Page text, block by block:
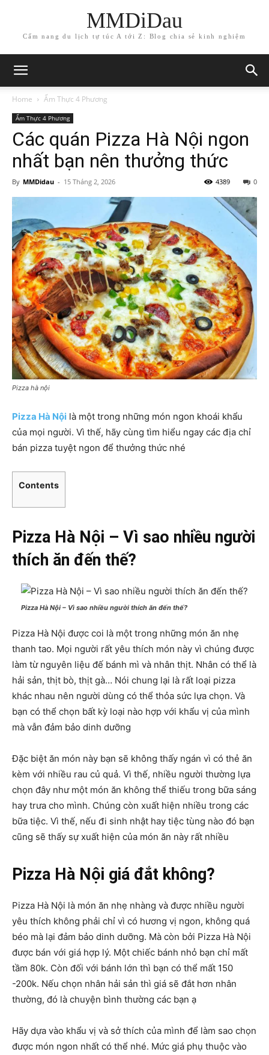
MMDiDau
Cẩm nang du lịch tự túc A tới Z: Blog chia sẻ kinh nghiệm
Home Ẩm Thực 4 Phương
Ẩm Thực 4 Phương
Các quán Pizza Hà Nội ngon
nhất bạn nên thưởng thức
By MMDidau - 15 Tháng 2, 2026 0
4389
Pizza hà nội
Pizza Hà Nội là một trong những món ngon khoái khẩu
của mọi người. Vì thế, hãy cùng tìm hiểu ngay các địa chỉ
bán pizza tuyệt ngon để thưởng thức nhé
Contents
Pizza Hà Nội – Vì sao nhiều người
thích ăn đến thế?
Pizza Hà Nội – Vì sao nhiều người thích ăn đến thế?
Pizza Hà Nội được coi là một trong những món ăn nhẹ
thanh tao. Mọi người rất yêu thích món này vì chúng được
làm từ nguyên liệu đế bánh mì và nhân thịt. Nhân có thể là
hải sản, thịt bò, thịt gà… Nói chung lại là rất loại pizza
khác nhau nên người dùng có thể thỏa sức lựa chọn. Và
bạn có thể chọn bất kỳ loại nào hợp với khẩu vị của mình
mà vẫn đảm bảo dinh dưỡng
Đặc biệt ăn món này bạn sẽ không thấy ngán vì có thẻ ăn
kèm với nhiều rau củ quả. Vì thế, nhiều người thường lựa
chọn đây như một món ăn không thể thiếu trong bữa sáng
hay trưa cho mình. Chúng còn xuất hiện nhiều trong các
bữa tiệc. Vì thế, nếu đi sinh nhật hay tiệc tùng nào đó bạn
cũng sẽ thấy sự xuất hiện của món ăn này rất nhiều
Pizza Hà Nội giá đắt không?
Pizza Hà Nội là món ăn nhẹ nhàng và được nhiều người
yêu thích không phải chỉ vì có hương vị ngon, không quá
béo mà lại đảm bảo dinh dưỡng. Mà còn bởi Pizza Hà Nội
được bán với giá hợp lý. Một chiếc bánh nhỏ bạn chỉ mất
tầm 80k. Còn đối với bánh lớn thì bạn có thể mất 150
-200k. Nếu chọn nhân hải sản thì giá sẽ đắt hơn nhân
thường, đó là chuyện bình thường các bạn ạ
Hãy dựa vào khẩu vị và sở thích của mình để làm sao chọn
được món ngon nhất có thể nhé. Mức giá phụ thuộc vào